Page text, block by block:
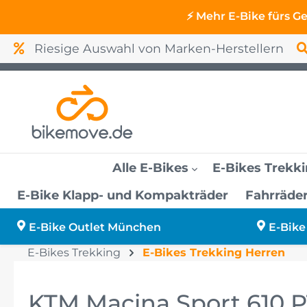
⚡ Mehr E-Bike fürs
Riesige Auswahl von Marken-Herstellern
Alle E-Bikes E-Bikes
E-Bike Klapp- und Kompakträder
E-Bikes bis 2000 Euro
E-Bikes bis 3000 Euro
E-Bikes B-Ware
E-Bikes Trekking Herren
E-Bikes Fully
E-Bikes City Herren
KTM Lastenräder
Mountainbikes
Reklamation
E-Bike Finanzierung
E-Bike Outlet München
E-Bike Outlet Schweinfurt
E-Bike Outlet München E-
E-Bikes Trekking
E-Bikes Trekking Herren